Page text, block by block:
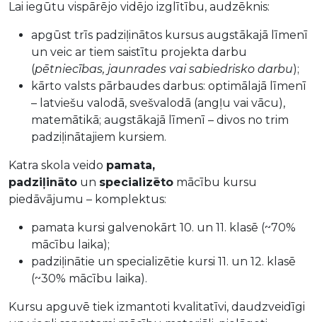
Lai iegūtu vispārējo vidējo izglītību, audzēknis:
apgūst trīs padziļinātos kursus augstākajā līmenī
un veic ar tiem saistītu projekta darbu
(pētniecības, jaunrades vai sabiedrisko darbu);
kārto valsts pārbaudes darbus: optimālajā līmenī
– latviešu valodā, svešvalodā (angļu vai vācu),
matemātikā; augstākajā līmenī – divos no trim
padziļinātajiem kursiem.
Katra skola veido pamata,
padziļināto un specializēto mācību kursu
piedāvājumu – komplektus:
pamata kursi galvenokārt 10. un 11. klasē (~70%
mācību laika);
padziļinātie un specializētie kursi 11. un 12. klasē
(~30% mācību laika).
Kursu apguvē tiek izmantoti kvalitatīvi, daudzveidīgi